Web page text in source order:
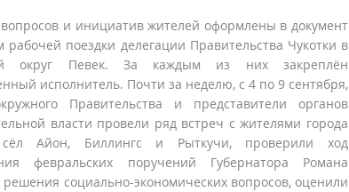
и инициатив жителей оформлены в документ
рабочей поездки делегации Правительства Чукотки в
округ Певек. За каждым из них закреплён
исполнитель. Почти за неделю, с 4 по 9 сентября,
Правительства и представители органов
власти провели ряд встреч с жителями города
сёл Айон, Биллингс и Рыткучи, проверили ход
февральских поручений Губернатора Романа
социально-экономических вопросов, оценили